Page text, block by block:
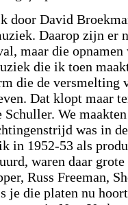
door David
Daarop zijn er
maar die
die ik toen
die de versmelting
Dat klopt maar
Schuller. We
was in
in 1952-53 als
waren daar
Russ Freeman,
je die platen nu